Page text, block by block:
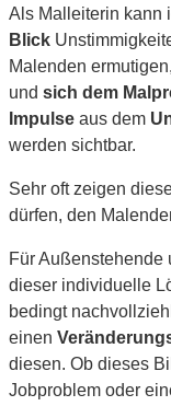
Als Malleiterin kann
Blick
Malenden
und sich dem
Impulse aus dem
werden sichtbar.
Sehr oft zeigen
dürfen, den
Für Außenstehende
dieser individuelle
bedingt
einen
diesen. Ob dieses
Jobproblem oder